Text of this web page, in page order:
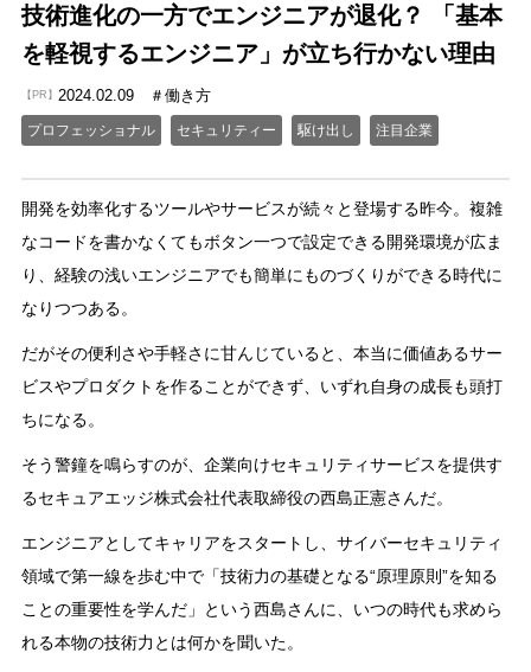
技術進化の一方でエンジニアが退化？ 「基本
を軽視するエンジニア」が立ち行かない理由
【PR】 2024.02.09 働き方
プロフェッショナル セキュリティー 駆け出し 注目企業
開発を効率化するツールやサービスが続々と登場する昨今。複雑
なコードを書かなくてもボタン一つで設定できる開発環境が広ま
り、経験の浅いエンジニアでも簡単にものづくりができる時代に
なりつつある。
だがその便利さや手軽さに甘んじていると、本当に価値あるサー
ビスやプロダクトを作ることができず、いずれ自身の成長も頭打
ちになる。
そう警鐘を鳴らすのが、企業向けセキュリティサービスを提供す
るセキュアエッジ株式会社代表取締役の西島正憲さんだ。
エンジニアとしてキャリアをスタートし、サイバーセキュリティ
領域で第一線を歩む中で「技術力の基礎となる“原理原則”を知る
ことの重要性を学んだ」という西島さんに、いつの時代も求めら
れる本物の技術力とは何かを聞いた。